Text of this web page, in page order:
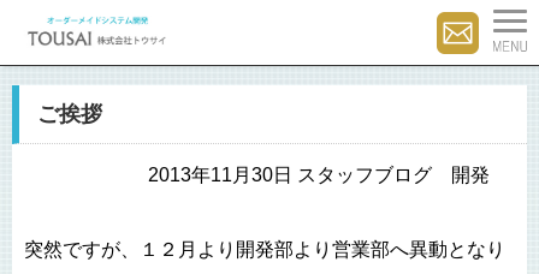
ご挨拶
2013年11月30日 スタッフブログ 開発
突然ですが、１２月より開発部より営業部へ異動となり